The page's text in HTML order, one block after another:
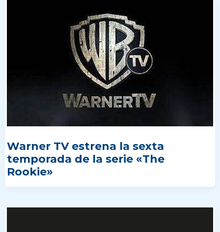
Warner TV estrena la sexta
temporada de la serie «The
Rookie»